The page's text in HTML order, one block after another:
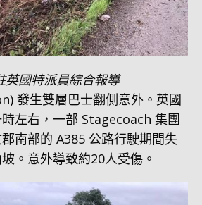
英國特派員綜合報導
發生雙層巴士翻側意外。英國
左右，一部 Stagecoach 集團
南部的 A385 公路行駛期間失
。意外導致約20人受傷。